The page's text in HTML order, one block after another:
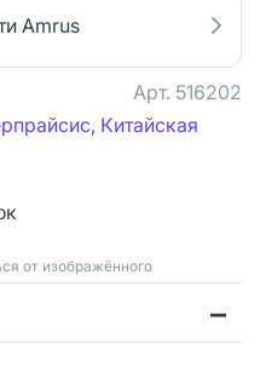
Amrus
Арт. 516202
Китайская
от изображённого